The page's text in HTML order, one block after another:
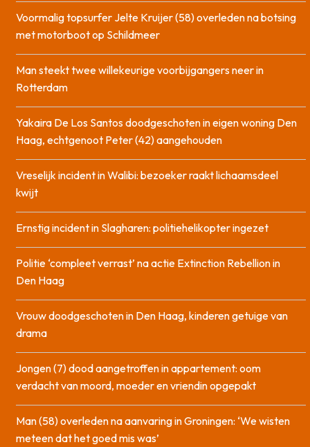
Voormalig topsurfer Jelte Kruijer (58) overleden na botsing
met motorboot op Schildmeer
Man steekt twee willekeurige voorbijgangers neer in
Rotterdam
Yakaira De Los Santos doodgeschoten in eigen woning Den
Haag, echtgenoot Peter (42) aangehouden
Vreselijk incident in Walibi: bezoeker raakt lichaamsdeel
kwijt
Ernstig incident in Slagharen: politiehelikopter ingezet
Politie ‘compleet verrast’ na actie Extinction Rebellion in
Den Haag
Vrouw doodgeschoten in Den Haag, kinderen getuige van
drama
Jongen (7) dood aangetroffen in appartement: oom
verdacht van moord, moeder en vriendin opgepakt
Man (58) overleden na aanvaring in Groningen: ‘We wisten
meteen dat het goed mis was’